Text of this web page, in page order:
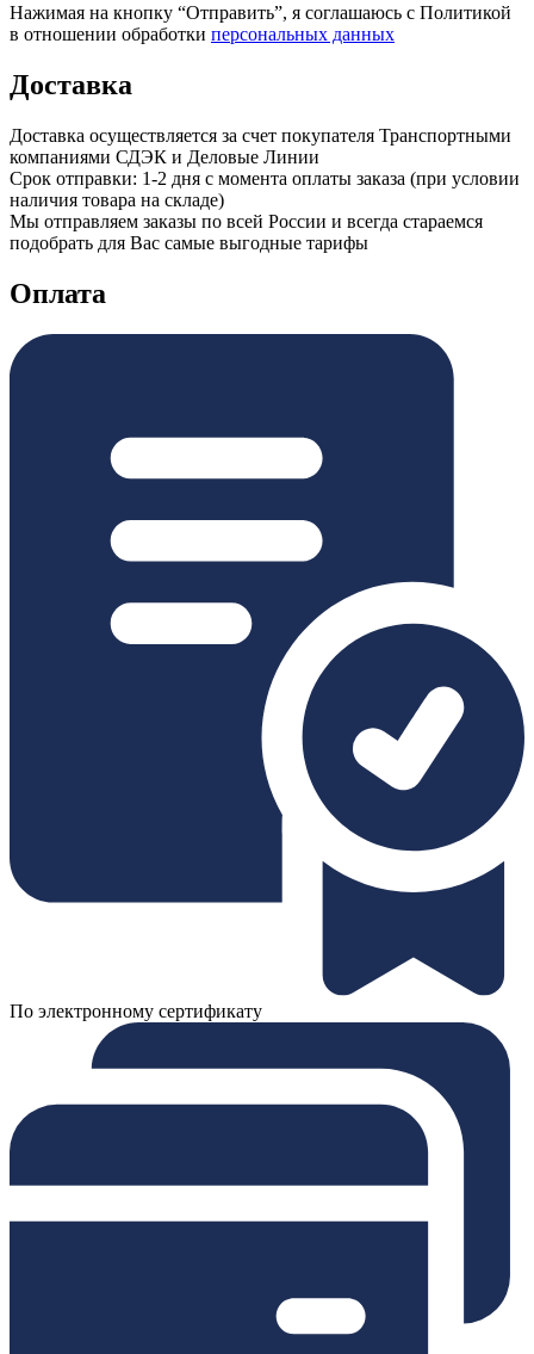
Нажимая на кнопку “Отправить”, я соглашаюсь с Политикой
в отношении обработки персональных данных
Доставка
Доставка осуществляется за счет покупателя Транспортными
компаниями СДЭК и Деловые Линии
Срок отправки: 1-2 дня с момента оплаты заказа (при условии
наличия товара на складе)
Мы отправляем заказы по всей России и всегда стараемся
подобрать для Вас самые выгодные тарифы
Оплата
По электронному сертификату